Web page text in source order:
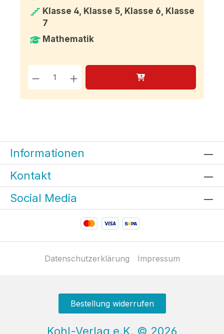
Klasse 4, Klasse 5, Klasse 6, Klasse
7
Mathematik
Produkt Anzahl: Gib den
Informationen
Kontakt
Social Media
Datenschutzerklärung Impressum
Bestellung widerrufen
Kohl-Verlag e.K. © 2026